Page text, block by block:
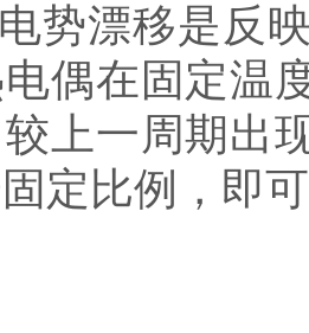
漂移是反映
偶在固定温
上一周期出
定比例，即